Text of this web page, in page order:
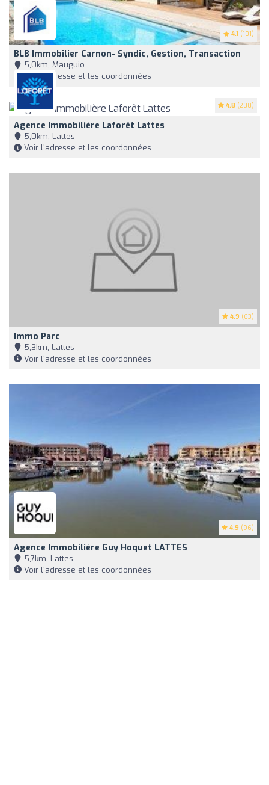
4.1 (101)
BLB Immobilier Carnon- Syndic, Gestion, Transaction
5,0km, Mauguio
Voir l'adresse et les coordonnées
4.8 (200)
Agence Immobilière Laforêt Lattes
5,0km, Lattes
Voir l'adresse et les coordonnées
4.9 (63)
Immo Parc
5,3km, Lattes
Voir l'adresse et les coordonnées
4.9 (96)
Agence Immobilière Guy Hoquet LATTES
5,7km, Lattes
Voir l'adresse et les coordonnées